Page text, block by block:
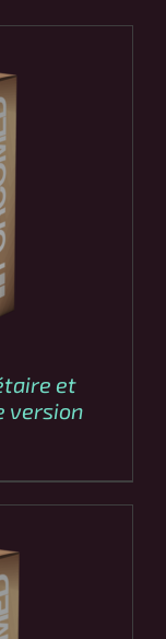
et
version